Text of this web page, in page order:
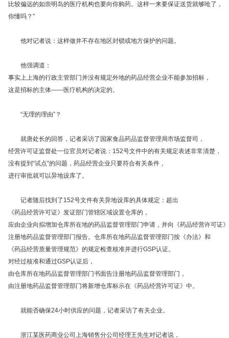
比较偏远的如崇明岛的医疗机构也要向你购药。这样一来要保证送货就够呛了，
你懂吗？”
他对记者说：这样做并不存在地区封锁或地方保护的问题。
他强调道：
事实上上海的行政主管部门并没有规定外地的药品经营企业不能参加招标，
这是招标的主体——医疗机构的决定的。
“无理的理由”？
就唐处长的回答，记者采访了国家食品药品监督管理局市场监督司，
经营许可证监督处一位官员对记者说：152号文件中的有关规定表述非常清楚，
没有提到“试点”的问题，药品经营企业只要符合有关条件，
进行审批就可以异地设库了。
记者随后找到了152号文件有关异地设库的具体规定：超出
《药品经营许可证》发证部门管辖区域设置仓库的，
应由企业向拟增加仓库所在地的药品监督管理部门申请，并向《药品经营许可证》
注册地药品监督管理部门报告。仓库所在地药品监督管理部门按《办法》和
《药品经营质量管理规范》的规定检查核准并进行GSP认证。
对经过核准和通过GSP认证后，
由仓库所在地药品监督管理部门书面告注册地药品监督管理部门，
由注册地药品监督管理部门将新增仓库标示在《药品经营许可证》中。
就能否确保24小时供应的问题，记者采访了有关企业。
浙江某医药商业公司上海销售分公司经理王先生对记者说，